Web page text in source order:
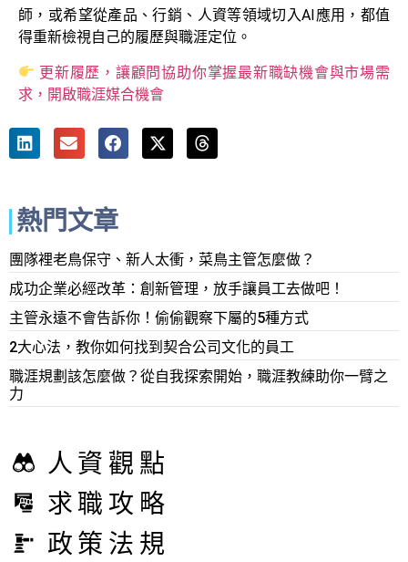
師，或希望從產品、行銷、人資等領域切入AI應用，都值
得重新檢視自己的履歷與職涯定位。
更新履歷，讓顧問協助你掌握最新職缺機會與市場需
求，開啟職涯媒合機會
熱門文章
團隊裡老鳥保守、新人太衝，菜鳥主管怎麼做？
成功企業必經改革：創新管理，放手讓員工去做吧！
主管永遠不會告訴你！偷偷觀察下屬的5種方式
2大心法，教你如何找到契合公司文化的員工
職涯規劃該怎麼做？從自我探索開始，職涯教練助你一臂之
力
人資觀點
求職攻略
政策法規